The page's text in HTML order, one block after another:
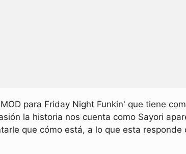
para Friday Night Funkin' que tiene
la historia nos cuenta como Sayori
que cómo está, a lo que esta